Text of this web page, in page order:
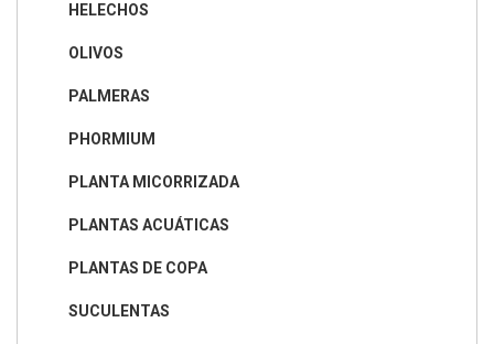
HELECHOS
OLIVOS
PALMERAS
PHORMIUM
PLANTA MICORRIZADA
PLANTAS ACUÁTICAS
PLANTAS DE COPA
SUCULENTAS